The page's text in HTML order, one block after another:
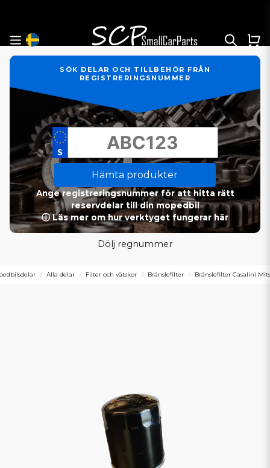
SÖK DELAR OCH TILLBEHÖR FRÅN
REGISTRERINGSNUMMER
Hämta produkter
Ange registreringsnummer för att hitta rätt
reservdelar till din mopedbil
ⓘ Läs mer om hur verktyget fungerar här
Dölj regnummer
Alla delar Filter och vätskor Bränslefilter Bränslefilter Casalini